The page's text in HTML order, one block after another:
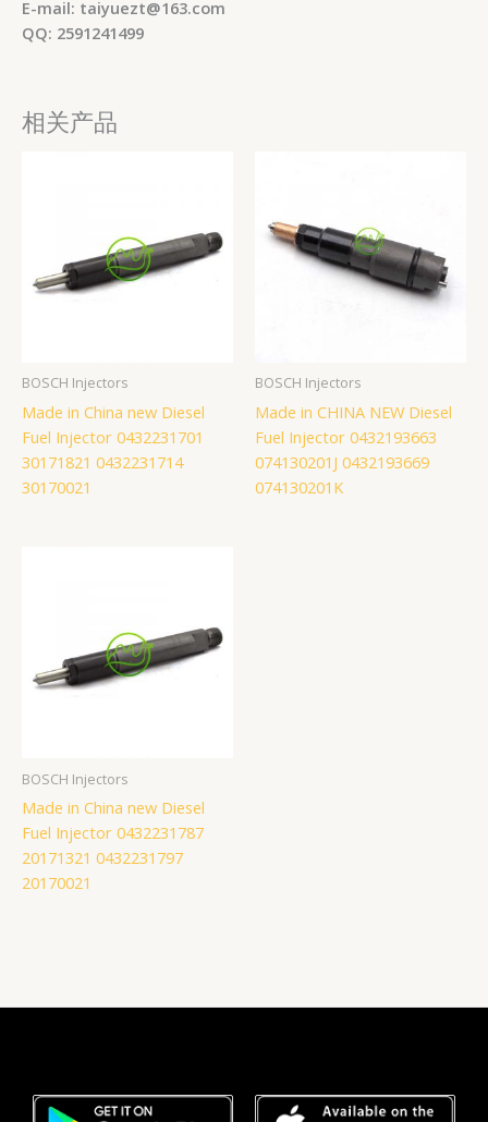
E-mail: taiyuezt@163.com
QQ: 2591241499
相关产品
BOSCH Injectors
Made in China new Diesel
Fuel Injector 0432231701
30171821 0432231714
30170021
BOSCH Injectors
Made in CHINA NEW Diesel
Fuel Injector 0432193663
074130201J 0432193669
074130201K
BOSCH Injectors
Made in China new Diesel
Fuel Injector 0432231787
20171321 0432231797
20170021